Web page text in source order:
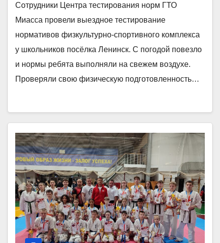
Сотрудники Центра тестирования норм ГТО
Миасса провели выездное тестирование
нормативов физкультурно-спортивного комплекса
у школьников посёлка Ленинск. С погодой повезло
и нормы ребята выполняли на свежем воздухе.
Проверяли свою физическую подготовленность…